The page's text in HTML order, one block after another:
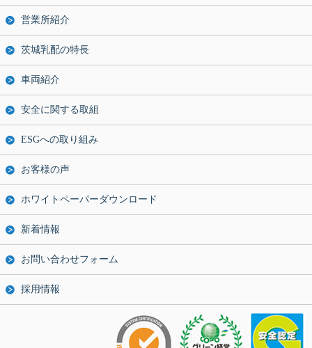
営業所紹介
茨城乳配の特長
車両紹介
安全に関する取組
ESGへの取り組み
お客様の声
ホワイトペーパーダウンロード
新着情報
お問い合わせフォーム
採用情報